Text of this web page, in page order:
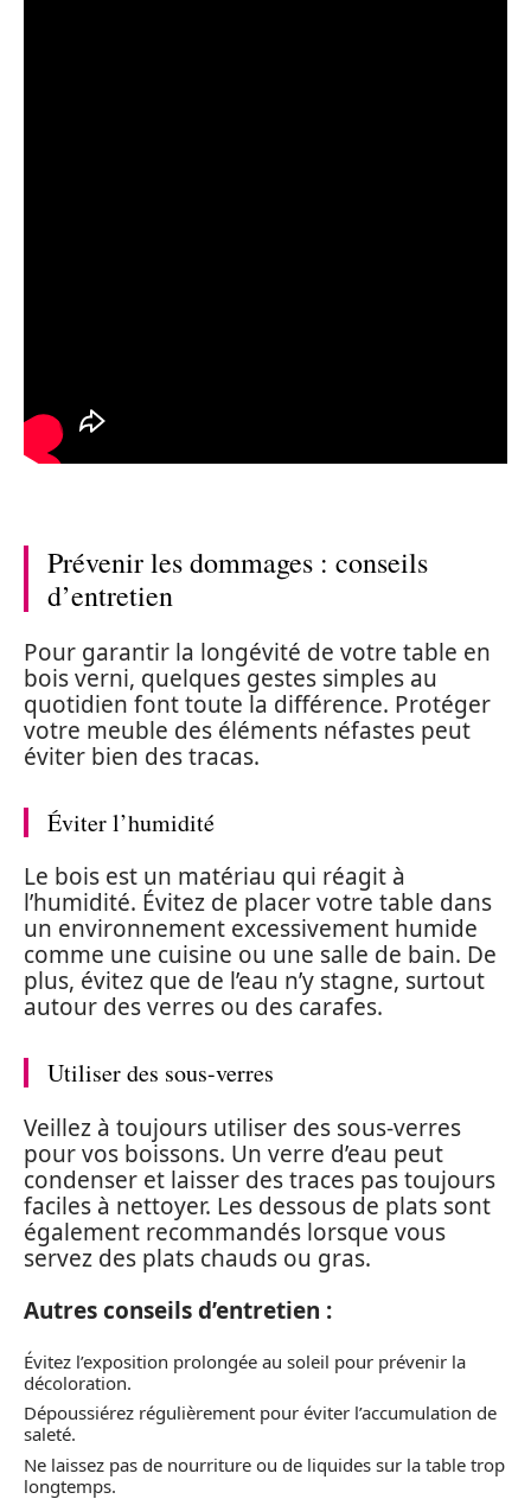
Prévenir les dommages : conseils
d’entretien
Pour garantir la longévité de votre table en
bois verni, quelques gestes simples au
quotidien font toute la différence. Protéger
votre meuble des éléments néfastes peut
éviter bien des tracas.
Éviter l’humidité
Le bois est un matériau qui réagit à
l’humidité. Évitez de placer votre table dans
un environnement excessivement humide
comme une cuisine ou une salle de bain. De
plus, évitez que de l’eau n’y stagne, surtout
autour des verres ou des carafes.
Utiliser des sous-verres
Veillez à toujours utiliser des sous-verres
pour vos boissons. Un verre d’eau peut
condenser et laisser des traces pas toujours
faciles à nettoyer. Les dessous de plats sont
également recommandés lorsque vous
servez des plats chauds ou gras.
Autres conseils d’entretien :
Évitez l’exposition prolongée au soleil pour prévenir la
décoloration.
Dépoussiérez régulièrement pour éviter l’accumulation de
saleté.
Ne laissez pas de nourriture ou de liquides sur la table trop
longtemps.